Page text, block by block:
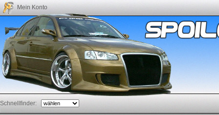
Mein Konto
Schnellfinder: